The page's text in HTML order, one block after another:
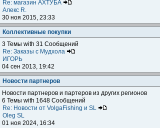
Re: магазин АХТУБА
Алекс R.
30 ноя 2015, 23:33
Коллективные покупки
3 Темы with 31 Сообщений
Re: Заказы с Мудхола
ИГОРЬ
04 сен 2013, 19:42
Новости партнеров
Новости партнеров и партеров из других регионов
6 Темы with 1648 Сообщений
Re: Новости от VolgaFishing и SL
Oleg SL
01 ноя 2024, 16:34